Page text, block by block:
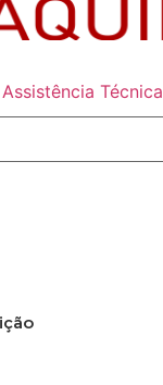
Assistência Técnica